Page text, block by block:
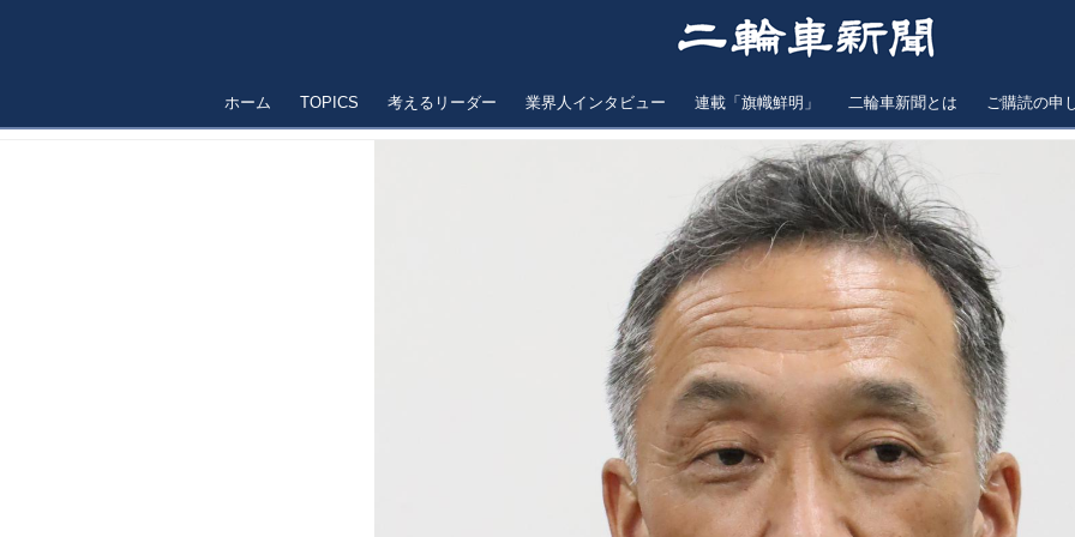
ホーム TOPICS 考えるリーダー 業界人インタビュー 連載「旗幟鮮明」 二輪車新聞とは ご購読の申